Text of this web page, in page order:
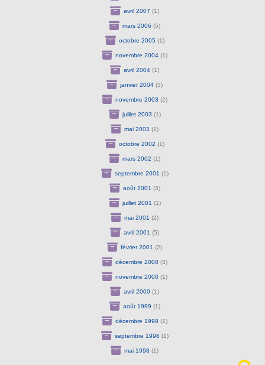
avril 2007 (1)
mars 2006 (5)
octobre 2005 (1)
novembre 2004 (1)
avril 2004 (1)
janvier 2004 (3)
novembre 2003 (2)
juillet 2003 (1)
mai 2003 (1)
octobre 2002 (1)
mars 2002 (1)
septembre 2001 (1)
août 2001 (3)
juillet 2001 (1)
mai 2001 (2)
avril 2001 (5)
février 2001 (2)
décembre 2000 (3)
novembre 2000 (1)
avril 2000 (1)
août 1999 (1)
décembre 1998 (1)
septembre 1998 (1)
mai 1998 (1)